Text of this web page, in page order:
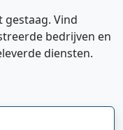
Vind
bedrijven en
diensten.